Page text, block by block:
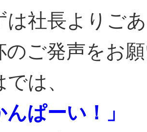
は社長よりご
のご発声をお
は、
んぱーい！」